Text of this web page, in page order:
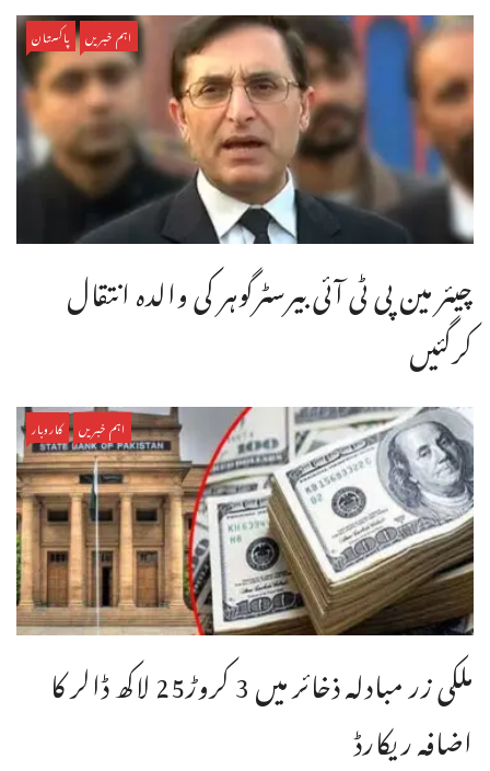
اہم خبریں پاکستان
چیئر مین پی ٹی آئی بیرسٹرگوہر کی والدہ انتقال
کرگئیں
اہم خبریں کاروبار
ملکی زر مبادلہ ذخائر میں 3 کروڑ25 لاکھ ڈالر کا
اضافہ ریکارڈ